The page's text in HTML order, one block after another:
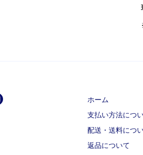
ホーム
支払い方法につ
配送・送料につ
返品について